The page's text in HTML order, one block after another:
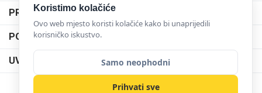
Maskice.hr - Web trgovina
SVIJET MASKICA d.o.o.
Aleja javora 13, 10000 Zagreb
095 5555 345
prodaja@maskice.hr
PRODAJNA MJESTA
Poslovnica Trešnjevka
Poslovnica Dubrava
PODRŠKA
Dostava
O nama
UVJETI KORIŠTENJA
Klub vjernosti
Koristimo kolačiće
Ovo web mjesto koristi kolačiće kako bi unaprijedili
korisničko iskustvo.
Samo neophodni
Prihvati sve